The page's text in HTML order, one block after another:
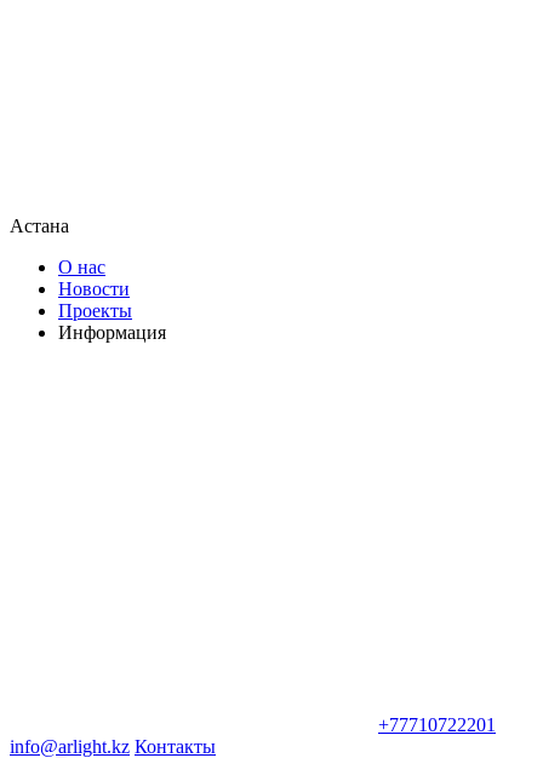
Астана
О нас
Новости
Проекты
Информация
+77710722201
info@arlight.kz Контакты